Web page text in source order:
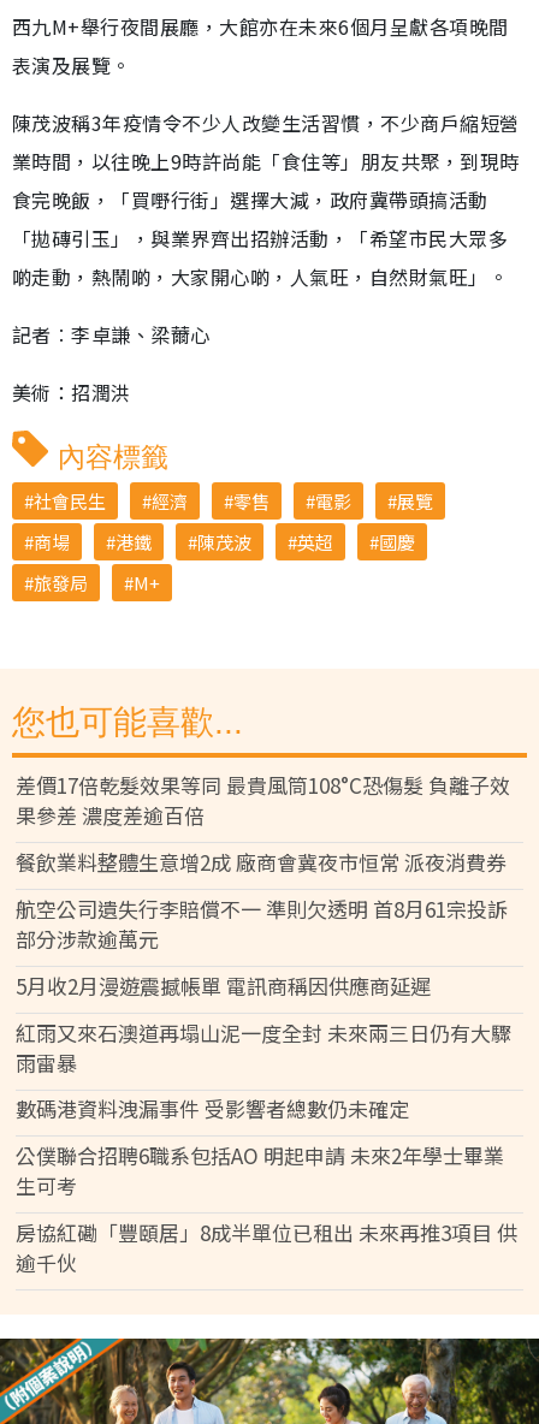
西九M+舉行夜間展廳，大館亦在未來6個月呈獻各項晚間
表演及展覽。
陳茂波稱3年疫情令不少人改變生活習慣，不少商戶縮短營
業時間，以往晚上9時許尚能「食住等」朋友共聚，到現時
食完晚飯，「買嘢行街」選擇大減，政府冀帶頭搞活動
「拋磚引玉」，與業界齊出招辦活動，「希望市民大眾多
啲走動，熱鬧啲，大家開心啲，人氣旺，自然財氣旺」。
記者︰李卓謙、梁薾心
美術：招潤洪
內容標籤
社會民生 經濟 零售 電影
展覽
商場
港鐵 陳茂波 英超
國慶
旅發局
M+
您也可能喜歡...
差價17倍乾髮效果等同 最貴風筒108°C恐傷髮 負離子效
果參差 濃度差逾百倍
餐飲業料整體生意增2成 廠商會冀夜市恒常 派夜消費券
航空公司遺失行李賠償不一 準則欠透明 首8月61宗投訴
部分涉款逾萬元
5月收2月漫遊震撼帳單 電訊商稱因供應商延遲
紅雨又來石澳道再塌山泥一度全封 未來兩三日仍有大驟
雨雷暴
數碼港資料洩漏事件 受影響者總數仍未確定
公僕聯合招聘6職系包括AO 明起申請 未來2年學士畢業
生可考
房協紅磡「豐頤居」8成半單位已租出 未來再推3項目 供
逾千伙